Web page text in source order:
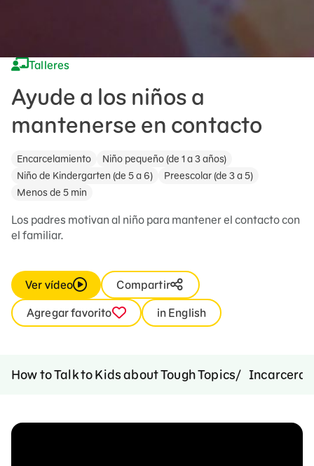
Talleres
Ayude a los niños a
mantenerse en contacto
Encarcelamiento
Niño pequeño (de 1 a 3 años)
Niño de Kindergarten (de 5 a 6)
Preescolar (de 3 a 5)
Menos de 5 min
Los padres motivan al niño para mantener el contacto con
el familiar.
Ver vídeo
Compartir
Agregar favorito
in English
How to Talk to Kids about Tough Topics